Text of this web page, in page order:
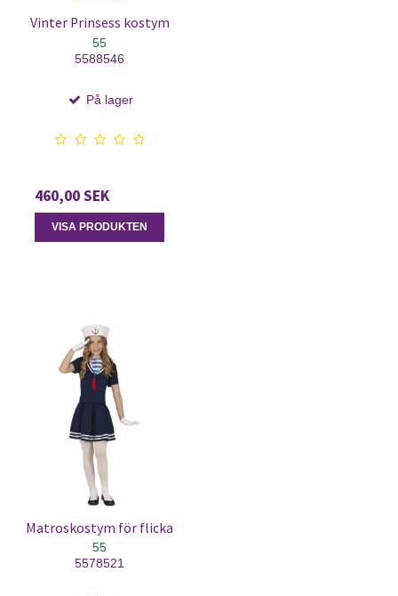
Vinter Prinsess kostym
55
5588546
På lager
460,00 SEK
VISA PRODUKTEN
Matroskostym för flicka
55
5578521